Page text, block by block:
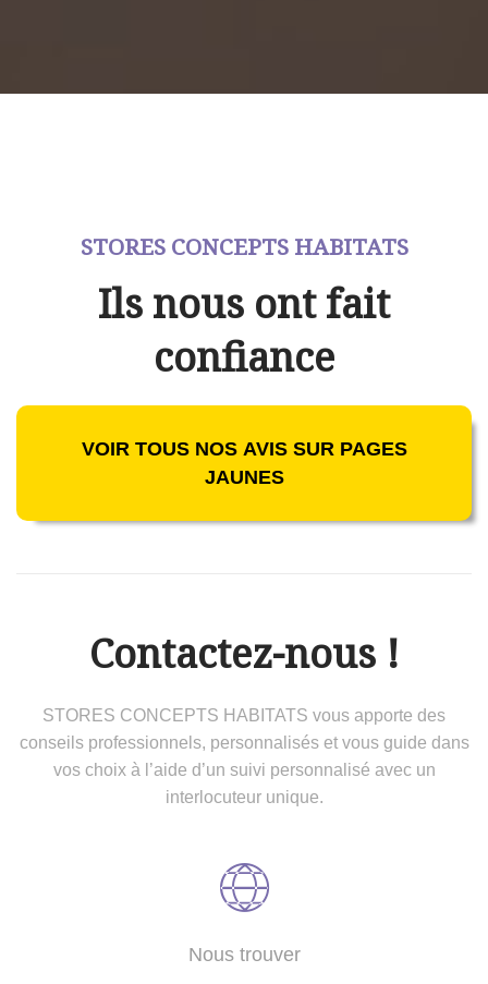
STORES CONCEPTS HABITATS
Ils nous ont fait
confiance
VOIR TOUS NOS AVIS SUR PAGES
JAUNES
Contactez-nous !
STORES CONCEPTS HABITATS vous apporte des
conseils professionnels, personnalisés et vous guide dans
vos choix à l’aide d’un suivi personnalisé avec un
interlocuteur unique.
Nous trouver